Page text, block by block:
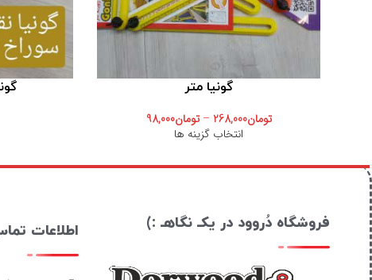
گونیا متر
تومان268,000
– تومان98,000
انتخاب گزینه ها
فروشگاه دُروود در یکـ نگاهـ :) اطلاعات